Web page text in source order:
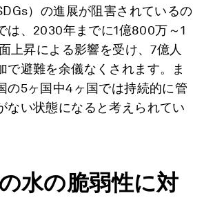
）の進展が阻害されているの
は、2030年までに1億800万～1
上昇による影響を受け、7億人
で避難を余儀なくされます。ま
の5ヶ国中4ヶ国では持続的に管
ない状態になると考えられてい
水の脆弱性に対